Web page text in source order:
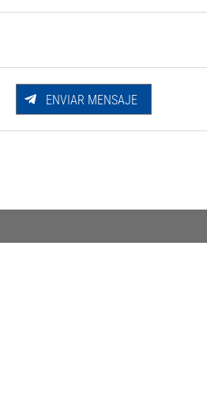
ENVIAR MENSAJE